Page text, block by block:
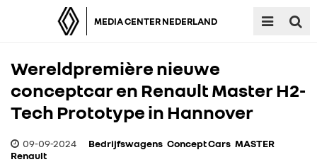
MEDIA CENTER NEDERLAND
Wereldpremière nieuwe
conceptcar en Renault Master H2-
Tech Prototype in Hannover
09-09-2024 Bedrijfswagens Concept Cars MASTER
Renault